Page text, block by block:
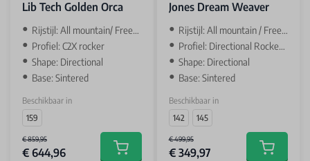
Lib Tech Golden Orca
Rijstijl: All mountain/ Freeride
Profiel: C2X rocker
Shape: Directional
Base: Sintered
Beschikbaar in
159
€ 859,95
€ 644,96 Add to cart
Jones Dream Weaver
Rijstijl: All mountain / Freeride
Profiel: Directional Rocker / camber
Shape: Directional
Base: Sintered
Beschikbaar in
142
145
€ 499,95
€ 349,97 Add to